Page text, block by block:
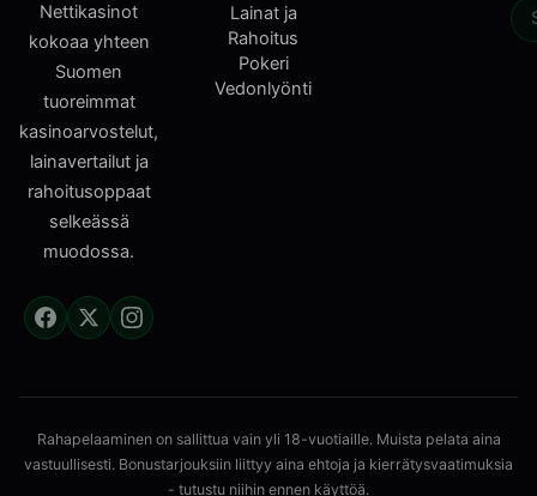
Nettikasinot
kokoaa yhteen
Suomen
tuoreimmat
kasinoarvostelut,
lainavertailut ja
rahoitusoppaat
selkeässä
muodossa.
Lainat ja
Rahoitus
Pokeri
Vedonlyönti
Rahapelaaminen on sallittua vain yli 18-vuotiaille. Muista pelata aina
vastuullisesti. Bonustarjouksiin liittyy aina ehtoja ja kierrätysvaatimuksia
- tutustu niihin ennen käyttöä.